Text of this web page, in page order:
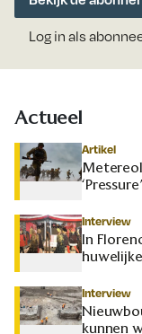
Log in als
Actueel
Artikel
‘Pressure’
Interview
In
Interview
kunnen